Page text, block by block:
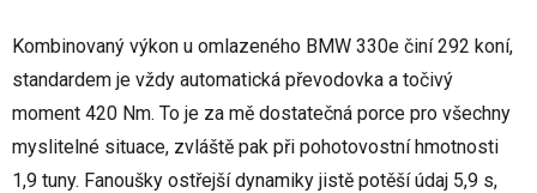
Kombinovaný výkon u omlazeného BMW 330e činí 292 koní,
standardem je vždy automatická převodovka a točivý
moment 420 Nm. To je za mě dostatečná porce pro všechny
myslitelné situace, zvláště pak při pohotovostní hmotnosti
1,9 tuny. Fanoušky ostřejší dynamiky jistě potěší údaj 5,9 s,